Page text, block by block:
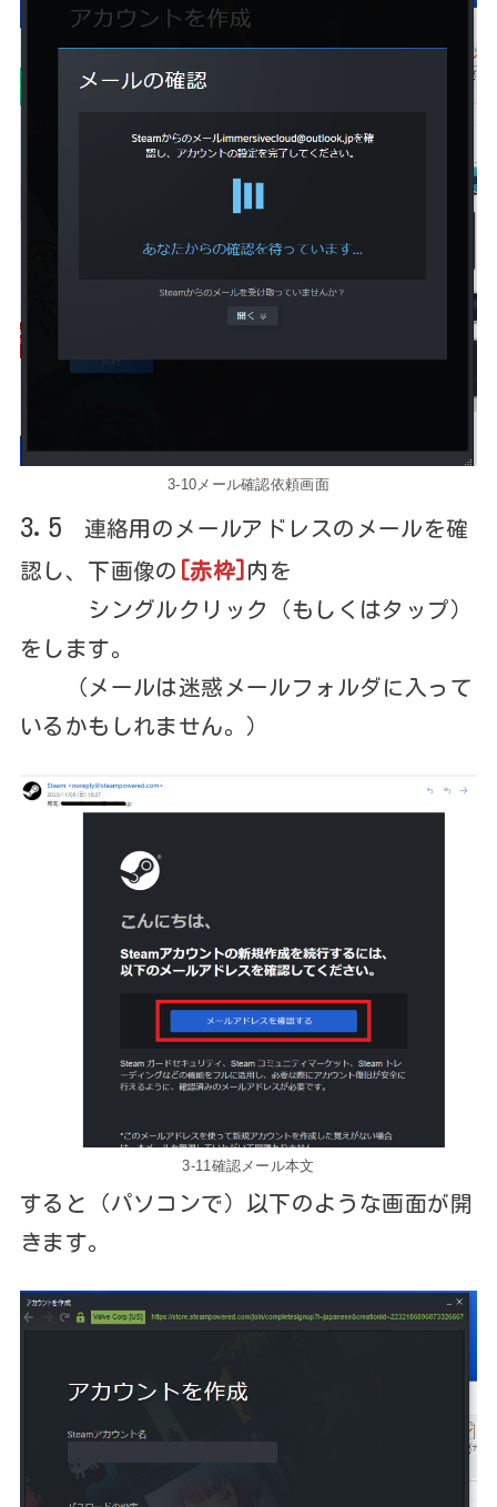
3-10メール確認依頼画面
3.5 連絡用のメールアドレスのメールを確
認し、下画像の
[赤枠] 内を
シングルクリック（もしくはタップ）
をします。
（メールは迷惑メールフォルダに入って
いるかもしれません。）
3-11確認メール本文
すると（パソコンで）以下のような画面が開
きます。